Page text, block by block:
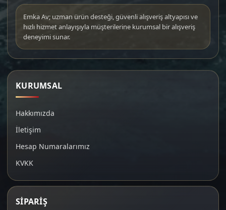
Emka Av; uzman ürün desteği, güvenli alışveriş altyapısı ve
hızlı hizmet anlayışıyla müşterilerine kurumsal bir alışveriş
deneyimi sunar.
KURUMSAL
Hakkımızda
İletişim
Hesap Numaralarımız
KVKK
SİPARİŞ